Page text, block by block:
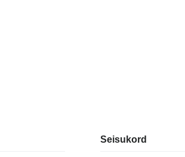
Seisukord